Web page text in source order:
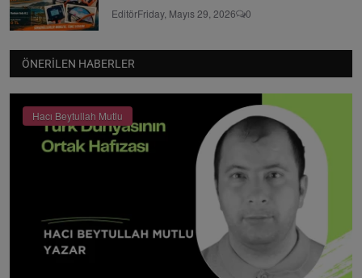
EditörFriday, Mayıs 29, 2026 0
ÖNERILEN HABERLER
Hacı Beytullah Mutlu